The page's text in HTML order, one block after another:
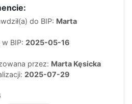
do BIP: Marta
BIP: 2025-05-16
przez: Marta Kęsicka
2025-07-29